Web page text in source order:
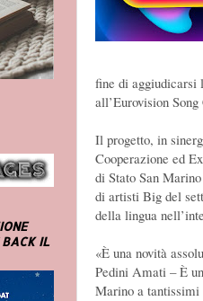
fine di aggiudicarsi
all’Eurovision
Il progetto, in
Cooperazione ed
di Stato San
di artisti Big del
della lingua
«È una novità
Pedini Amati – È
Marino a tantissimi
IL